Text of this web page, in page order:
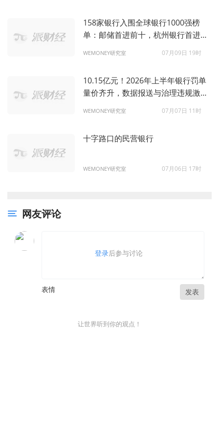
158家银行入围全球银行1000强榜
单：邮储首进前十，杭州银行首进百
WEMONEY研究室 07月09日 19时
10.15亿元！2026年上半年银行罚单
量价齐升，数据报送与治理违规激增
WEMONEY研究室 07月07日 11时
十字路口的民营银行
WEMONEY研究室 07月06日 17时
网友评论
登录后参与讨论
表情 发表
让世界听到你的观点！